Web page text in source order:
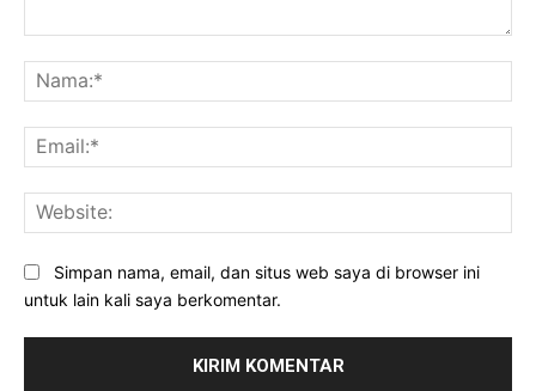
Simpan nama, email, dan situs web saya di browser ini
untuk lain kali saya berkomentar.